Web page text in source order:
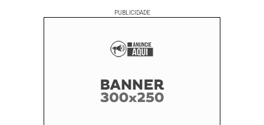
PUBLICIDADE